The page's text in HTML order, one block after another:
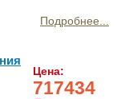
Подробнее...
Цена:
717434